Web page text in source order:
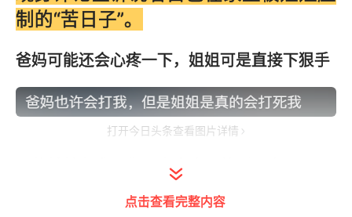
制的“苦日子”。
爸妈可能还会心疼一下，姐姐可是直接下狠手
打开今日头条查看图片详情
即使弟弟有求于你，姿态也要放到最高
点击查看完整内容